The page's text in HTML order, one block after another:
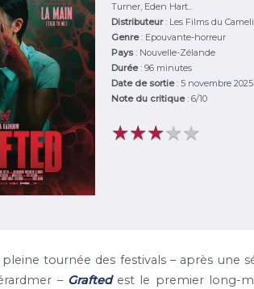
Turner, Eden Hart...
Distributeur: Les Films du
Genre: Epouvante-horreur
Pays: Nouvelle-Zélande
Durée:96 minutes
Date de sortie: 5 novembre 2025
Note du critique:6/10
★★★★★
★★★★★
tournée des festivals – après une
– Graftedest le premier long-